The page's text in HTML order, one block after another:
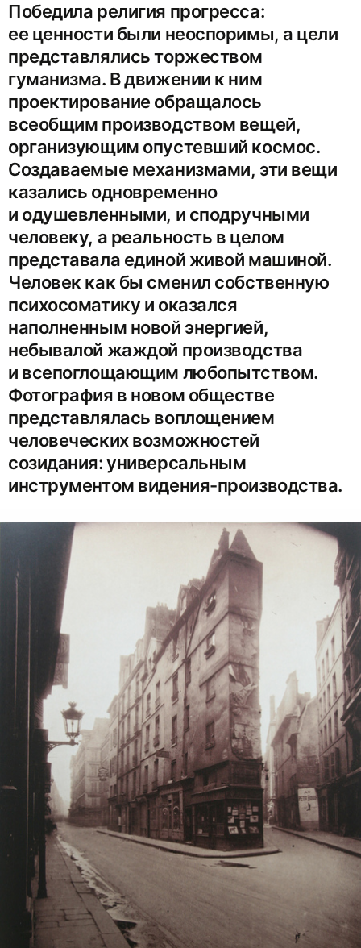
Победила религия прогресса:
ее ценности были неоспоримы, а цели
представлялись торжеством
гуманизма. В движении к ним
проектирование обращалось
всеобщим производством вещей,
организующим опустевший космос.
Создаваемые механизмами, эти вещи
казались одновременно
и одушевленными, и сподручными
человеку, а реальность в целом
представала единой живой машиной.
Человек как бы сменил собственную
психосоматику и оказался
наполненным новой энергией,
небывалой жаждой производства
и всепоглощающим любопытством.
Фотография в новом обществе
представлялась воплощением
человеческих возможностей
созидания: универсальным
инструментом видения-производства.